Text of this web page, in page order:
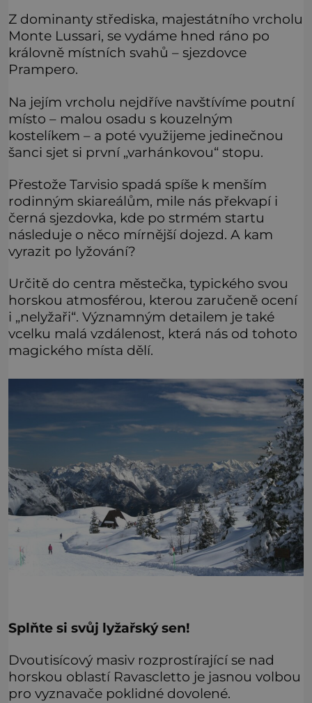
Z dominanty střediska, majestátního vrcholu
Monte Lussari, se vydáme hned ráno po
královně místních svahů – sjezdovce
Prampero.
Na jejím vrcholu nejdříve navštívíme poutní
místo – malou osadu s kouzelným
kostelíkem – a poté využijeme jedinečnou
šanci sjet si první „varhánkovou“ stopu.
Přestože Tarvisio spadá spíše k menším
rodinným skiareálům, mile nás překvapí i
černá sjezdovka, kde po strmém startu
následuje o něco mírnější dojezd. A kam
vyrazit po lyžování?
Určitě do centra městečka, typického svou
horskou atmosférou, kterou zaručeně ocení
i „nelyžaři“. Významným detailem je také
vcelku malá vzdálenost, která nás od tohoto
magického místa dělí.
Splňte si svůj lyžařský sen!
Dvoutisícový masiv rozprostírající se nad
horskou oblastí Ravascletto je jasnou volbou
pro vyznavače poklidné dovolené.